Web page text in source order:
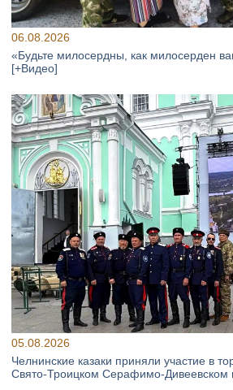
06.08.2026
«Будьте милосердны, как милосерден
[+Видео]
05.08.2026
Челнинские казаки приняли участие в
Свято‑Троицком Серафимо‑Дивеевском